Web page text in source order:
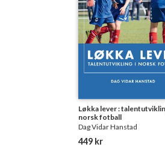
Løkka lever :
norsk fotball
Dag Vidar Hanstad
449 kr